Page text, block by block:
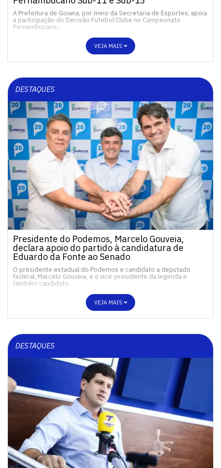
A Prefeitura de Goiana, por meio da Secretaria de Esportes, apoia
a participação do Decisão Futebol Clube no Campeonato
Pernambucano…
VEJA MAIS
DESTAQUES
Presidente do Podemos, Marcelo Gouveia,
declara apoio do partido à candidatura de
Eduardo da Fonte ao Senado
O presidente estadual do Podemos e candidato a deputado
federal, Marcelo Gouveia, e o vice-presidente da legenda e
também candidato…
VEJA MAIS
DESTAQUES